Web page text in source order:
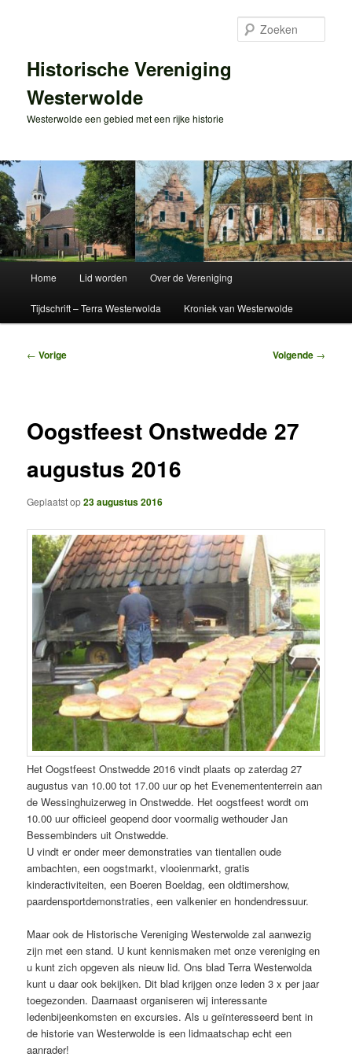
inhoudHistorische Vereniging
Westerwolde
Westerwolde een gebied met een rijke historie
Home Lid worden Over de Vereniging
Tijdschrift – Terra Westerwolda Kroniek van Westerwolde
Bericht
← Vorige Volgende →
Oogstfeest Onstwedde 27
augustus 2016
Geplaatst op23 augustus 2016
Het Oogstfeest Onstwedde 2016 vindt plaats op zaterdag 27
augustus van 10.00 tot 17.00 uur op het Evenemententerrein aan
de Wessinghuizerweg in Onstwedde. Het oogstfeest wordt om
10.00 uur officieel geopend door voormalig wethouder Jan
Bessembinders uit Onstwedde.
U vindt er onder meer demonstraties van tientallen oude
ambachten, een oogstmarkt, vlooienmarkt, gratis
kinderactiviteiten, een Boeren Boeldag, een oldtimershow,
paardensportdemonstraties, een valkenier en hondendressuur.
Maar ook de Historische Vereniging Westerwolde zal aanwezig
zijn met een stand. U kunt kennismaken met onze vereniging en
u kunt zich opgeven als nieuw lid. Ons blad Terra Westerwolda
kunt u daar ook bekijken. Dit blad krijgen onze leden 3 x per jaar
toegezonden. Daarnaast organiseren wij interessante
ledenbijeenkomsten en excursies. Als u geïnteresseerd bent in
de historie van Westerwolde is een lidmaatschap echt een
aanrader!